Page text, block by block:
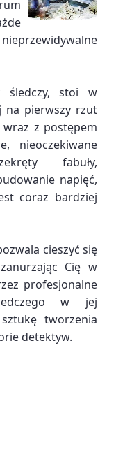
śledczy, stoi w
na pierwszy rzut
z postępem
nieoczekiwane
fabuły,
napięć,
coraz bardziej
cieszyć się
Cię w
profesjonalne
w jej
tworzenia
detektyw.